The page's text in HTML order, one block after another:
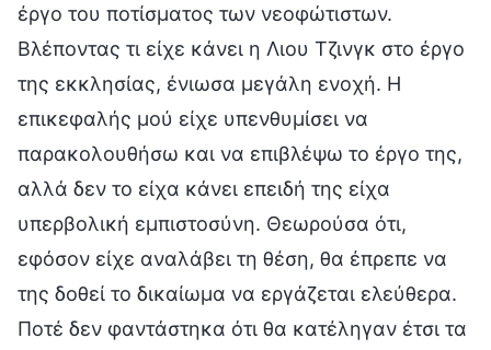
έργο του ποτίσματος των νεοφώτιστων.
Βλέποντας τι είχε κάνει η Λιου Τζινγκ στο έργο
της εκκλησίας, ένιωσα μεγάλη ενοχή. Η
επικεφαλής μού είχε υπενθυμίσει να
παρακολουθήσω και να επιβλέψω το έργο της,
αλλά δεν το είχα κάνει επειδή της είχα
υπερβολική εμπιστοσύνη. Θεωρούσα ότι,
εφόσον είχε αναλάβει τη θέση, θα έπρεπε να
της δοθεί το δικαίωμα να εργάζεται ελεύθερα.
Ποτέ δεν φαντάστηκα ότι θα κατέληγαν έτσι τα